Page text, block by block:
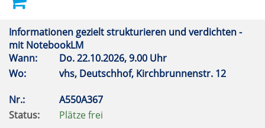
Informationen gezielt strukturieren und verdichten -
mit NotebookLM
Wann:
Do.22.10.2026, 9.00 Uhr
Wo:
vhs, Deutschhof, Kirchbrunnenstr. 12
Nr.:
A550A367
Status:
Plätze frei